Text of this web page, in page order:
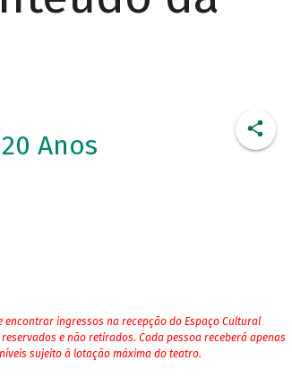
Anos
ingressos na recepção do Espaço Cultural
e não retirados. Cada pessoa receberá apenas
sujeito à lotação máxima do teatro.